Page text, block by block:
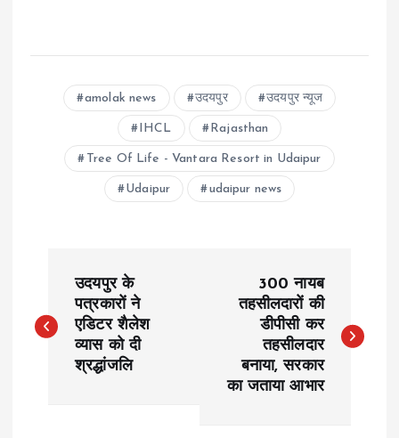
amolak news उदयपुर उदयपुर न्यूज
IHCL Rajasthan
Tree Of Life - Vantara Resort in Udaipur
Udaipur udaipur news
o
उदयपुर के
पत्रकारों ने
एडिटर शैलेश
व्यास को दी
श्रद्धांजलि
300 नायब
तहसीलदारों की
डीपीसी कर
तहसीलदार
बनाया, सरकार
का जताया आभार